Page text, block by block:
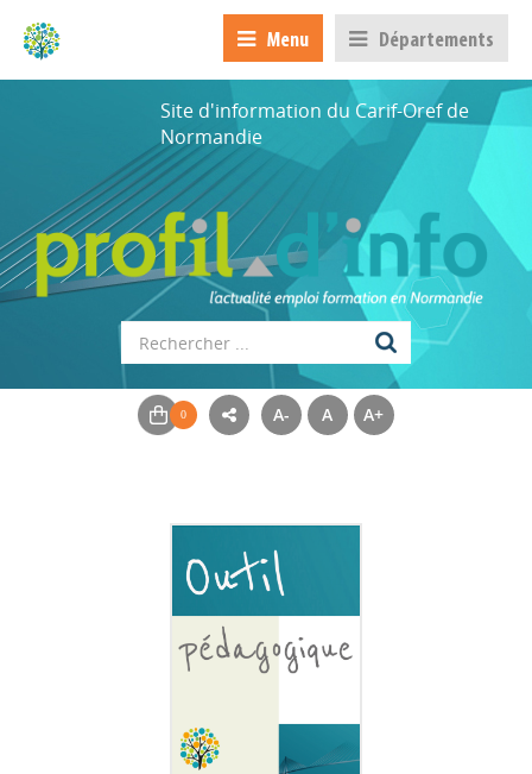
Menu Départements
Site d'information du Carif-Oref de
Normandie
A- A A+